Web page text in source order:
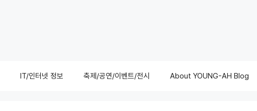
IT/인터넷 정보 축제/공연/이벤트/전시 About YOUNG-AH Blog